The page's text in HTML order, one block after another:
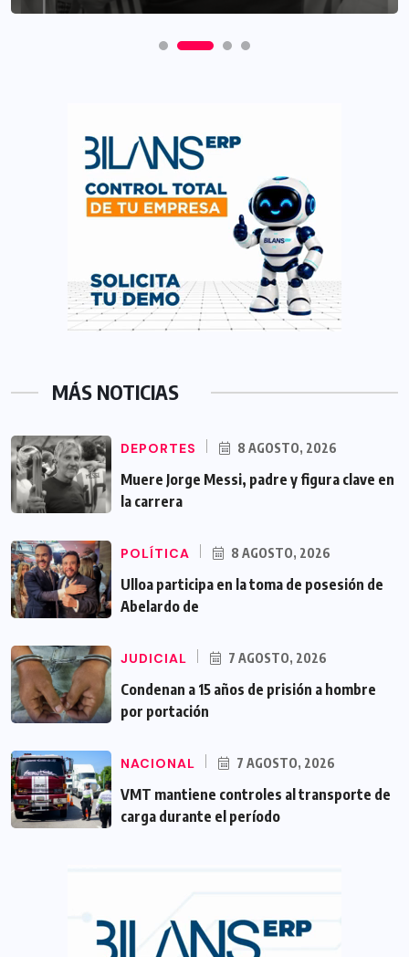
MÁS NOTICIAS
DEPORTES 8 AGOSTO, 2026
Muere Jorge Messi, padre y figura clave en
la carrera
POLÍTICA 8 AGOSTO, 2026
Ulloa participa en la toma de posesión de
Abelardo de
JUDICIAL 7 AGOSTO, 2026
Condenan a 15 años de prisión a hombre
por portación
NACIONAL 7 AGOSTO, 2026
VMT mantiene controles al transporte de
carga durante el período